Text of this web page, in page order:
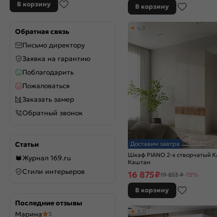
В корзину
Обратная связь
Письмо директору
Заявка на гарантию
Поблагодарить
Пожаловаться
Заказать замер
Обратный звонок
Статьи
Журнал 169.ru
Стили интерьеров
Последние отзывы
Марина
5
В корзину
Доставим завтра
Шкаф PIANO 2-х створчатый
Каштан
4,9
16 875₽19 853 ₽ -15%
В корзину
5,0